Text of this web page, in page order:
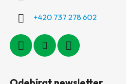
+420 737 278 602